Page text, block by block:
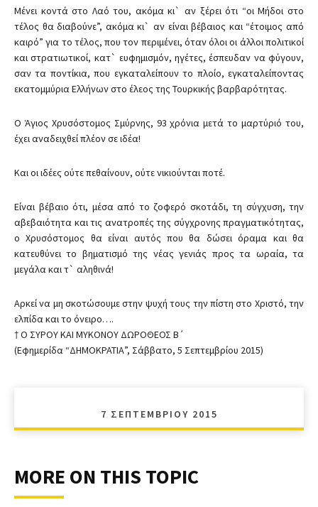
Μένει κοντά στο Λαό του, ακόμα κι` αν ξέρει ότι “οι Μήδοι στο
τέλος θα διαβούνε”, ακόμα κι` αν είναι βέβαιος και “έτοιμος από
καιρό” για το τέλος, που τον περιμένει, όταν όλοι οι άλλοι πολιτικοί
και στρατιωτικοί, κατ` ευφημισμόν, ηγέτες, έσπευδαν να φύγουν,
σαν τα ποντίκια, που εγκαταλείπουν το πλοίο, εγκαταλείποντας
εκατομμύρια Ελλήνων στο έλεος της Τουρκικής βαρβαρότητας.
O Άγιος Χρυσόστομος Σμύρνης, 93 χρόνια μετά το μαρτύριό του,
έχει αναδειχθεί πλέον σε ιδέα!
Και οι ιδέες ούτε πεθαίνουν, ούτε νικιούνται ποτέ.
Είναι βέβαιο ότι, μέσα από το ζοφερό σκοτάδι, τη σύγχυση, την
αβεβαιότητα και τις ανατροπές της σύγχρονης πραγματικότητας,
ο Χρυσόστομος θα είναι αυτός που θα δώσει όραμα και θα
κατευθύνει το βηματισμό της νέας γενιάς προς τα ωραία, τα
μεγάλα και τ` αληθινά!
Αρκεί να μη σκοτώσουμε στην ψυχή τους την πίστη στο Χριστό, την
ελπίδα και το όνειρο….
† Ο ΣΥΡΟΥ ΚΑΙ ΜΥΚΟΝΟΥ ΔΩΡΟΘΕΟΣ Β΄
(Εφημερίδα “ΔΗΜΟΚΡΑΤΙΑ”, Σάββατο, 5 Σεπτεμβρίου 2015)
7 ΣΕΠΤΕΜΒΡΊΟΥ 2015
MORE ON THIS TOPIC